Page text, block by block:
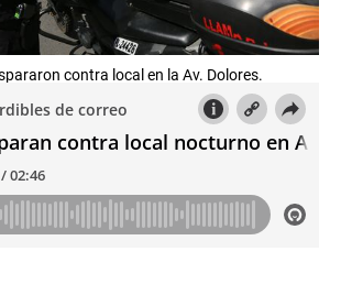
contra local en la Av. Dolores.